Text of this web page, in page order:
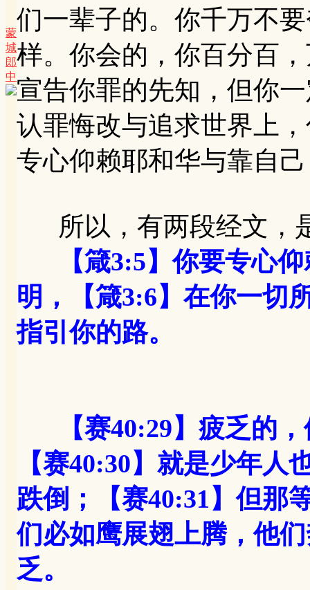
蒙
城
郎
中
们一辈子的。你千万不
样。你会的，你百分百
宣告你罪的先知，但你
认罪悔改与追求世界上
专心仰赖耶和华与靠自
所以，有两段经文，
【箴3:5】你要专心
明，【箴3:6】在你一切
指引你的路。
【赛40:29】疲乏的
【赛40:30】就是少年
跌倒；【赛40:31】但那
们必如鹰展翅上腾，他
乏。